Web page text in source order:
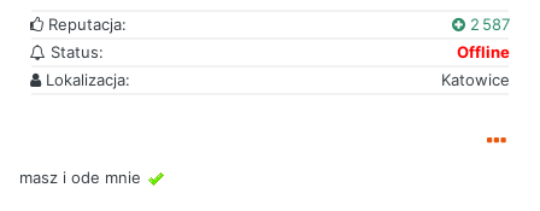
Reputacja:
2 587
Status:
Offline
Lokalizacja:
Katowice
masz i ode mnie